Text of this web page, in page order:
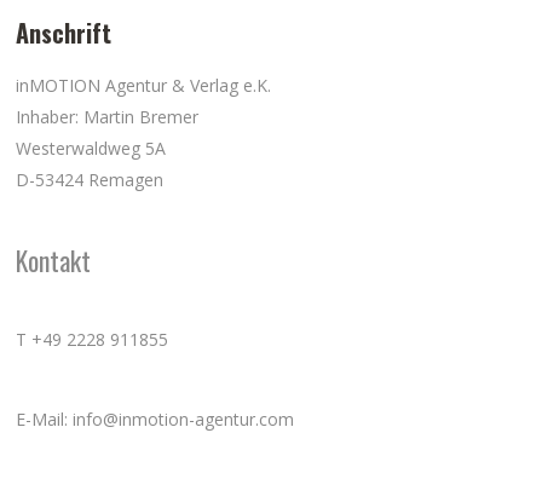
Anschrift
inMOTION Agentur & Verlag e.K.
Inhaber: Martin Bremer
Westerwaldweg 5A
D-53424 Remagen
Kontakt
T +49 2228 911855
E-Mail: info@inmotion-agentur.com